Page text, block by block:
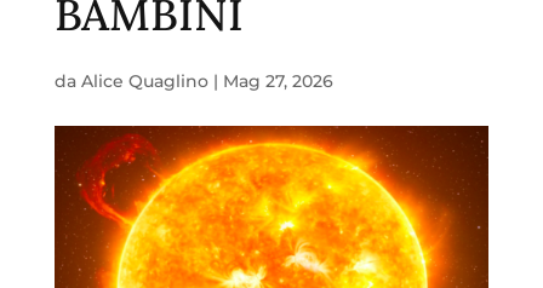
BAMBINI
da Alice Quaglino| Mag 27, 2026